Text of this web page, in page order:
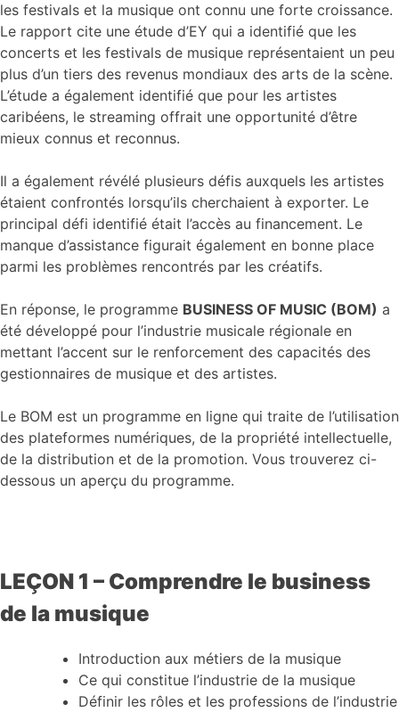
les festivals et la musique ont connu une forte croissance.
Le rapport cite une étude d’EY qui a identifié que les
concerts et les festivals de musique représentaient un peu
plus d’un tiers des revenus mondiaux des arts de la scène.
L’étude a également identifié que pour les artistes
caribéens, le streaming offrait une opportunité d’être
mieux connus et reconnus.
Il a également révélé plusieurs défis auxquels les artistes
étaient confrontés lorsqu’ils cherchaient à exporter. Le
principal défi identifié était l’accès au financement. Le
manque d’assistance figurait également en bonne place
parmi les problèmes rencontrés par les créatifs.
En réponse, le programme BUSINESS OF MUSIC (BOM) a
été développé pour l’industrie musicale régionale en
mettant l’accent sur le renforcement des capacités des
gestionnaires de musique et des artistes.
Le BOM est un programme en ligne qui traite de l’utilisation
des plateformes numériques, de la propriété intellectuelle,
de la distribution et de la promotion. Vous trouverez ci-
dessous un aperçu du programme.
LEÇON 1 – Comprendre le business
de la musique
Introduction aux métiers de la musique
Ce qui constitue l’industrie de la musique
Définir les rôles et les professions de l’industrie